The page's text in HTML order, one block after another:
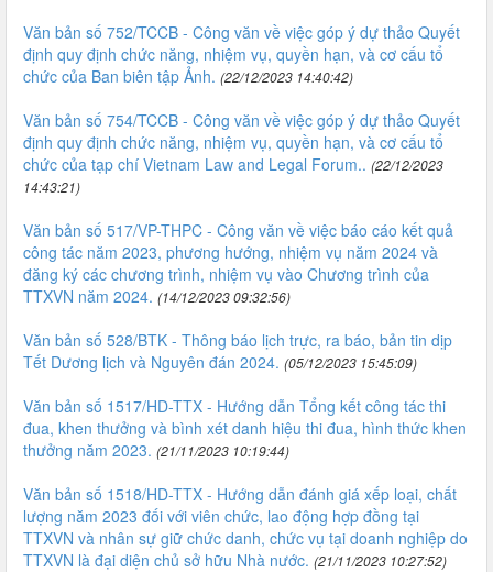
Văn bản số 752/TCCB - Công văn về việc góp ý dự thảo Quyết
định quy định chức năng, nhiệm vụ, quyền hạn, và cơ cấu tổ
chức của Ban biên tập Ảnh. (22/12/2023 14:40:42)
Văn bản số 754/TCCB - Công văn về việc góp ý dự thảo Quyết
định quy định chức năng, nhiệm vụ, quyền hạn, và cơ cấu tổ
chức của tạp chí Vietnam Law and Legal Forum.. (22/12/2023
14:43:21)
Văn bản số 517/VP-THPC - Công văn về việc báo cáo kết quả
công tác năm 2023, phương hướng, nhiệm vụ năm 2024 và
đăng ký các chương trình, nhiệm vụ vào Chương trình của
TTXVN năm 2024. (14/12/2023 09:32:56)
Văn bản số 528/BTK - Thông báo lịch trực, ra báo, bản tin dịp
Tết Dương lịch và Nguyên đán 2024. (05/12/2023 15:45:09)
Văn bản số 1517/HD-TTX - Hướng dẫn Tổng kết công tác thi
đua, khen thưởng và bình xét danh hiệu thi đua, hình thức khen
thưởng năm 2023. (21/11/2023 10:19:44)
Văn bản số 1518/HD-TTX - Hướng dẫn đánh giá xếp loại, chất
lượng năm 2023 đối với viên chức, lao động hợp đồng tại
TTXVN và nhân sự giữ chức danh, chức vụ tại doanh nghiệp do
TTXVN là đại diện chủ sở hữu Nhà nước. (21/11/2023 10:27:52)